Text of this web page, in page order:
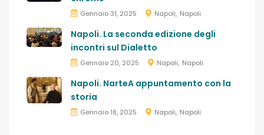
Gennaio 31, 2025 Napoli Napoli
Napoli. La seconda edizione degli
incontri sul Dialetto
Gennaio 20, 2025 Napoli Napoli
Napoli. NarteA appuntamento con la
storia
Gennaio 18, 2025 Napoli Napoli